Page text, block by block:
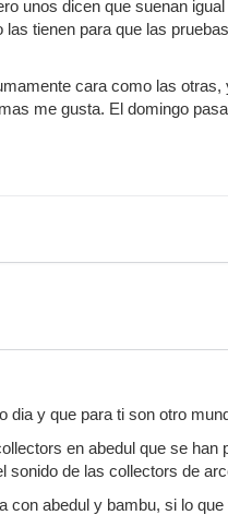
unos dicen que suenan
tienen para que las
cara como las
me gusta. El domingo
y que para ti son otro
en abedul que se han
sonido de las collectors de
abedul y bambu, si lo